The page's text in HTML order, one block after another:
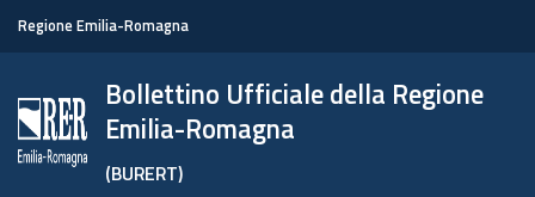
Regione Emilia-Romagna
Bollettino Ufficiale della Regione
Emilia-Romagna
(BURERT)